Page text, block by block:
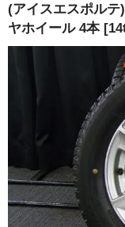
14インチ：冬タ
15インチ：冬タ
16インチ：冬タ
17インチ：冬タ
18インチ：冬タ
19インチ：冬タ
(アイスエスポルテ
ヤホイール 4本